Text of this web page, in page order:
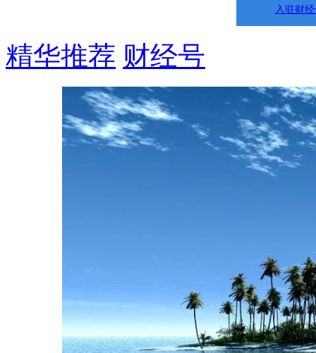
入驻财
精华推荐 财经号